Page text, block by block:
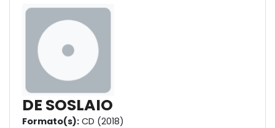
DE SOSLAIO
Formato(s): CD (2018)